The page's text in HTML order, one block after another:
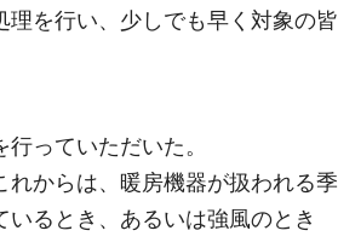
を行い、少しでも早く対象の皆
っていただいた。
からは、暖房機器が扱われる季
るとき、あるいは強風のとき